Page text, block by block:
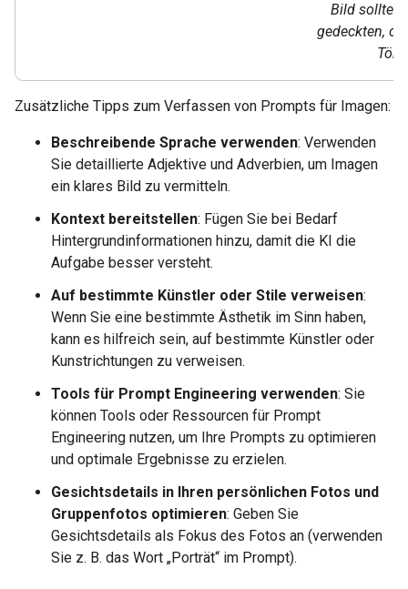
Bild sollte
gedeckten,
Zusätzliche Tipps zum Verfassen von Prompts für Imagen:
Beschreibende Sprache verwenden: Verwenden
Sie detaillierte Adjektive und Adverbien, um Imagen
ein klares Bild zu vermitteln.
Kontext bereitstellen: Fügen Sie bei Bedarf
Hintergrundinformationen hinzu, damit die KI die
Aufgabe besser versteht.
Auf bestimmte Künstler oder Stile verweisen:
Wenn Sie eine bestimmte Ästhetik im Sinn haben,
kann es hilfreich sein, auf bestimmte Künstler oder
Kunstrichtungen zu verweisen.
Tools für Prompt Engineering verwenden: Sie
können Tools oder Ressourcen für Prompt
Engineering nutzen, um Ihre Prompts zu optimieren
und optimale Ergebnisse zu erzielen.
Gesichtsdetails in Ihren persönlichen Fotos und
Gruppenfotos optimieren: Geben Sie
Gesichtsdetails als Fokus des Fotos an (verwenden
Sie z. B. das Wort „Porträt“ im Prompt).